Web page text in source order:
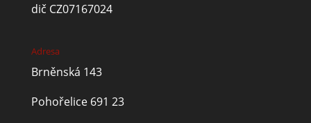
dič CZ07167024
Adresa
Brněnská 143
Pohořelice 691 23